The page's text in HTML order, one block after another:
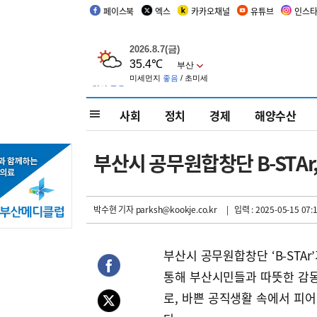
페이스북 엑스 카카오채널 유튜브 인스
사회 정치 경제 해양수산
부산시 공무원합창단 B-
박수현 기자parksh@kookje.co.kr | 입력 : 2025-05-15
부산시 공무원합창단 ‘B-
통해 부산시민들과 따뜻한 감
로, 바쁜 공직생활 속에서 피